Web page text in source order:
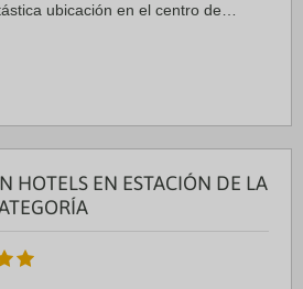
ubicación en el centro de
este ...
HOTELS EN ESTACIÓN DE LA